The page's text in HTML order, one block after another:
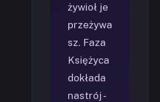
żywioł je
przeżywa
sz. Faza
Księżyca
dokłada
nastrój -